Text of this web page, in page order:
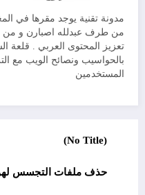
من طرف عبدلله اصبارن و من
تعزيز المحتوى العربي . قلعة
بالحواسيب ونصائح الويب مع
المستخدمين
(No Title)
حذف ملفات التجسس